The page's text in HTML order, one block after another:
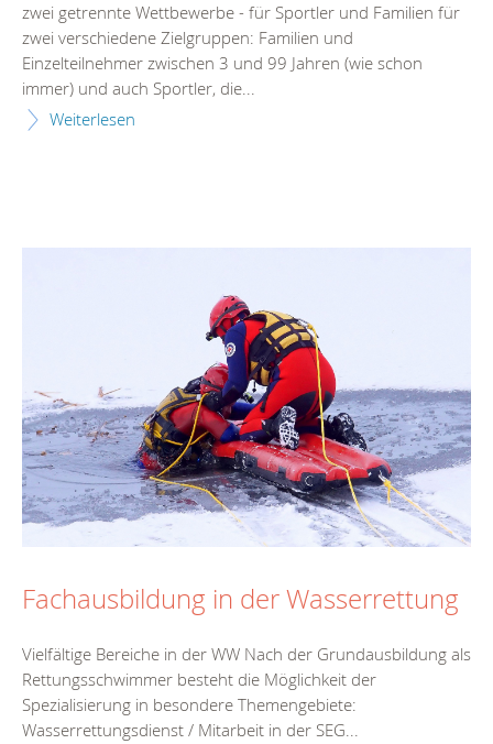
zwei getrennte Wettbewerbe - für Sportler und Familien für
zwei verschiedene Zielgruppen: Familien und
Einzelteilnehmer zwischen 3 und 99 Jahren (wie schon
immer) und auch Sportler, die...
Weiterlesen
Fachausbildung in der Wasserrettung
Vielfältige Bereiche in der WW Nach der Grundausbildung als
Rettungsschwimmer besteht die Möglichkeit der
Spezialisierung in besondere Themengebiete:
Wasserrettungsdienst / Mitarbeit in der SEG...